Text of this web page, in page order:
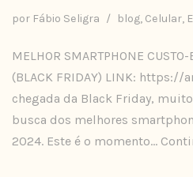
por Fábio Seligra blog, Celular,
MELHOR SMARTPHONE
(BLACK FRIDAY) LINK: https://
chegada da Black Friday,
busca dos melhores
2024. Este é o momento…